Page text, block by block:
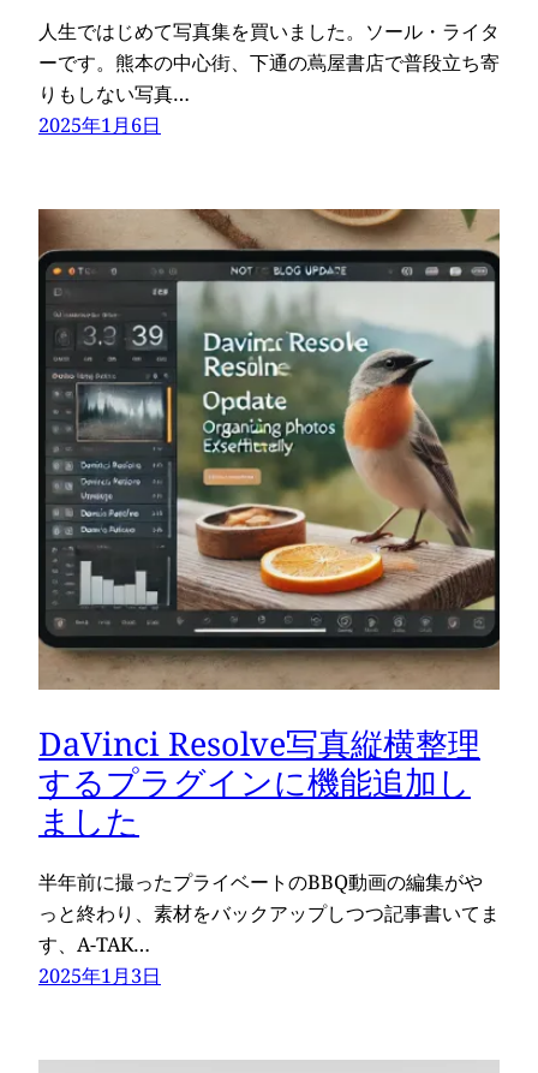
人生ではじめて写真集を買いました。ソール・ライタ
ーです。熊本の中心街、下通の蔦屋書店で普段立ち寄
りもしない写真…
2025年1月6日
DaVinci Resolve写真縦横整理
するプラグインに機能追加し
ました
半年前に撮ったプライベートのBBQ動画の編集がや
っと終わり、素材をバックアップしつつ記事書いてま
す、A-TAK…
2025年1月3日